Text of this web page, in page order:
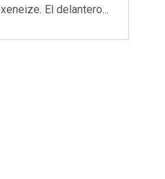
xeneize. El delantero...